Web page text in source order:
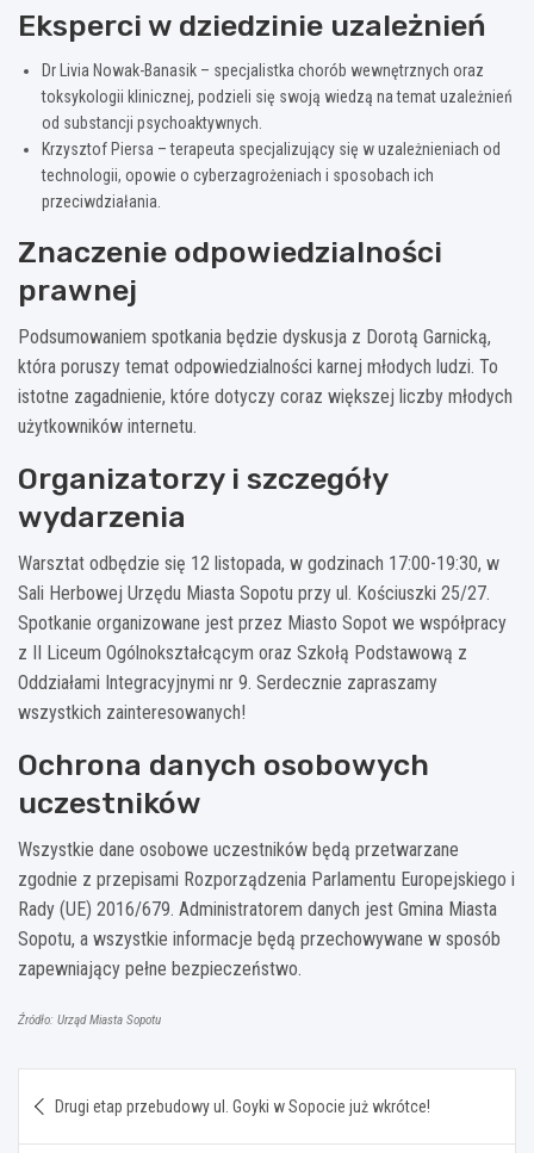
Eksperci w dziedzinie uzależnień
Dr Livia Nowak-Banasik – specjalistka chorób wewnętrznych oraz
toksykologii klinicznej, podzieli się swoją wiedzą na temat uzależnień
od substancji psychoaktywnych.
Krzysztof Piersa – terapeuta specjalizujący się w uzależnieniach od
technologii, opowie o cyberzagrożeniach i sposobach ich
przeciwdziałania.
Znaczenie odpowiedzialności
prawnej
Podsumowaniem spotkania będzie dyskusja z Dorotą Garnicką,
która poruszy temat odpowiedzialności karnej młodych ludzi. To
istotne zagadnienie, które dotyczy coraz większej liczby młodych
użytkowników internetu.
Organizatorzy i szczegóły
wydarzenia
Warsztat odbędzie się 12 listopada, w godzinach 17:00-19:30, w
Sali Herbowej Urzędu Miasta Sopotu przy ul. Kościuszki 25/27.
Spotkanie organizowane jest przez Miasto Sopot we współpracy
z II Liceum Ogólnokształcącym oraz Szkołą Podstawową z
Oddziałami Integracyjnymi nr 9. Serdecznie zapraszamy
wszystkich zainteresowanych!
Ochrona danych osobowych
uczestników
Wszystkie dane osobowe uczestników będą przetwarzane
zgodnie z przepisami Rozporządzenia Parlamentu Europejskiego i
Rady (UE) 2016/679. Administratorem danych jest Gmina Miasta
Sopotu, a wszystkie informacje będą przechowywane w sposób
zapewniający pełne bezpieczeństwo.
Źródło: Urząd Miasta Sopotu
wpisu
Drugi etap przebudowy ul. Goyki w Sopocie już wkrótce!